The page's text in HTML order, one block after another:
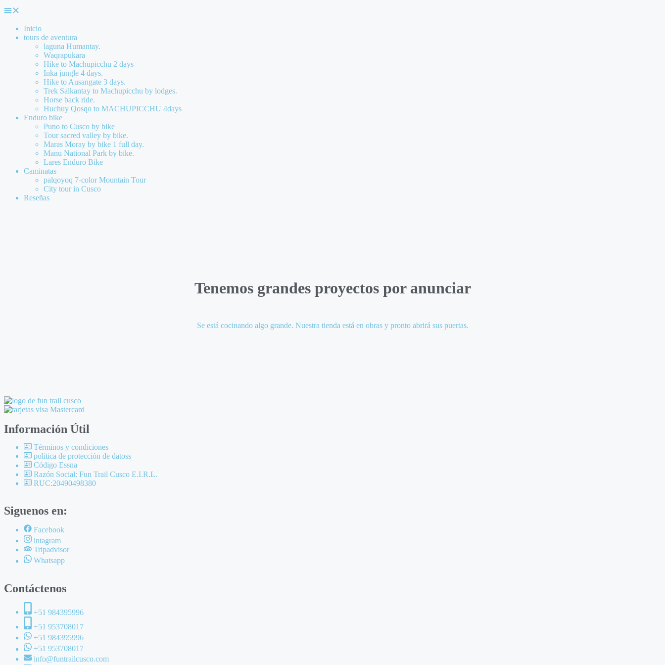
Inicio
tours de aventura
laguna Humantay.
Waqrapukara
Hike to Machupicchu 2 days
Inka jungle 4 days.
Hike to Ausangate 3 days.
Trek Salkantay to Machupicchu by lodges.
Horse back ride.
Huchuy Qosqo to MACHUPICCHU 4days
Enduro bike
Puno to Cusco by bike
Tour sacred valley by bike.
Maras Moray by bike 1 full day.
Manu National Park by bike.
Lares Enduro Bike
Caminatas
palqoyoq 7-color Mountain Tour
City tour in Cusco
Reseñas
Tenemos grandes proyectos por anunciar
Se está cocinando algo grande. Nuestra tienda está en obras y pronto abrirá sus puertas.
Información Útil
Términos y condiciones
política de protección de datoss
Código Essna
Razón Social: Fun Trail Cusco E.I.R.L.
RUC:20490498380
Siguenos en:
Facebook
intagram
Tripadvisor
Whatsapp
Contáctenos
+51 984395996
+51 953708017
+51 984395996
+51 953708017
info@funtrailcusco.com